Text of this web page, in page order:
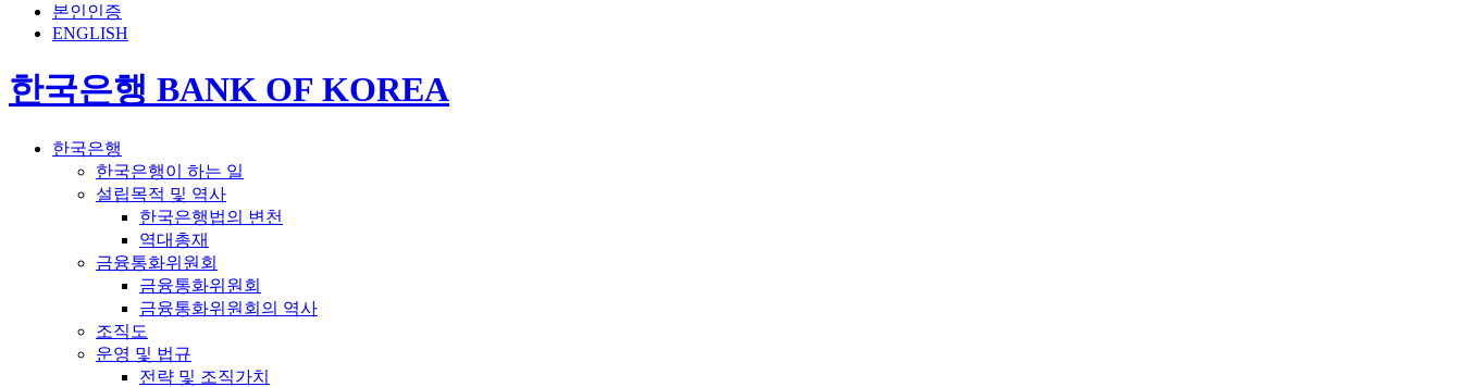
본인인증
ENGLISH
한국은행 BANK OF KOREA
한국은행
한국은행이 하는 일
설립목적 및 역사
한국은행법의 변천
역대총재
금융통화위원회
금융통화위원회
금융통화위원회의 역사
조직도
운영 및 법규
전략 및 조직가치